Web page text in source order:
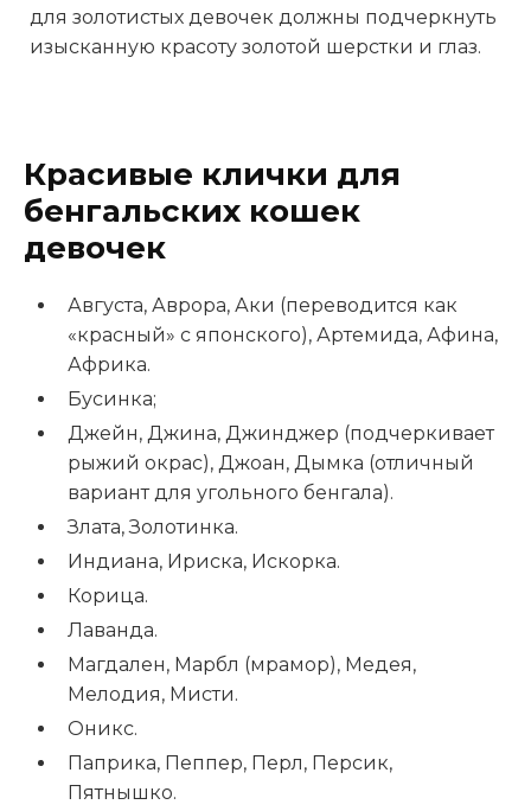
для золотистых девочек должны подчеркнуть
изысканную красоту золотой шерстки и глаз.
Красивые клички для
бенгальских кошек
девочек
Августа, Аврора, Аки (переводится как
«красный» с японского), Артемида, Афина,
Африка.
Бусинка;
Джейн, Джина, Джинджер (подчеркивает
рыжий окрас), Джоан, Дымка (отличный
вариант для угольного бенгала).
Злата, Золотинка.
Индиана, Ириска, Искорка.
Корица.
Лаванда.
Магдален, Марбл (мрамор), Медея,
Мелодия, Мисти.
Оникс.
Паприка, Пеппер, Перл, Персик,
Пятнышко.